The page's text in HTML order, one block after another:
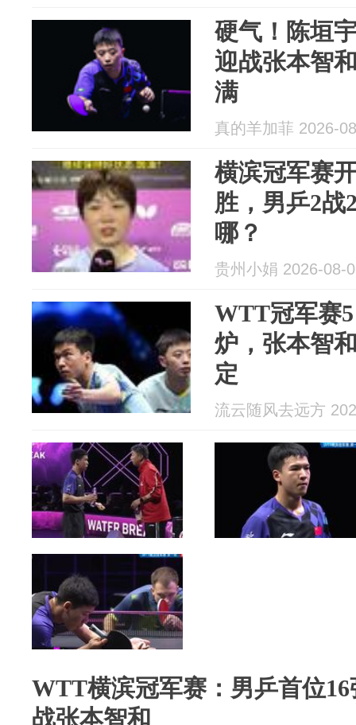
硬气！陈垣
迎战张本智
满
真的羊加菲 2026-
横滨冠军赛
胜，男乒2战
哪？
贵州小娟 2026-08-
WTT冠军赛
炉，张本智
定
流云随风去远方
WTT横滨冠军赛：男乒首位
战张本智和